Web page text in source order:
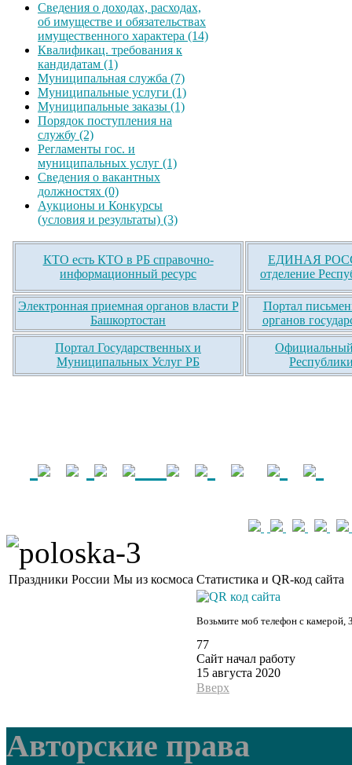
Сведения о доходах, расходах,
об имуществе и обязательствах
имущественного характера (14)
Квалификац. требования к
кандидатам (1)
Муниципальная служба (7)
Муниципальные услуги (1)
Муниципальные заказы (1)
Порядок поступления на
службу (2)
Регламенты гос. и
муниципальных услуг (1)
Сведения о вакантных
должностях (0)
Аукционы и Конкурсы
(условия и результаты) (3)
КТО есть КТО в РБ справочно-
информационный ресурс
ЕДИНАЯ
отделение
Электронная приемная органов власти Р
Башкортостан
Портал
органов
Портал Государственных и
Муниципальных Услуг РБ
Официальный
Праздники России Мы из космоса Статистика и QR-код сайта
Возьмите моб телефон с камерой,
77
Сайт начал работу
15 августа 2020
Вверх
Авторские права